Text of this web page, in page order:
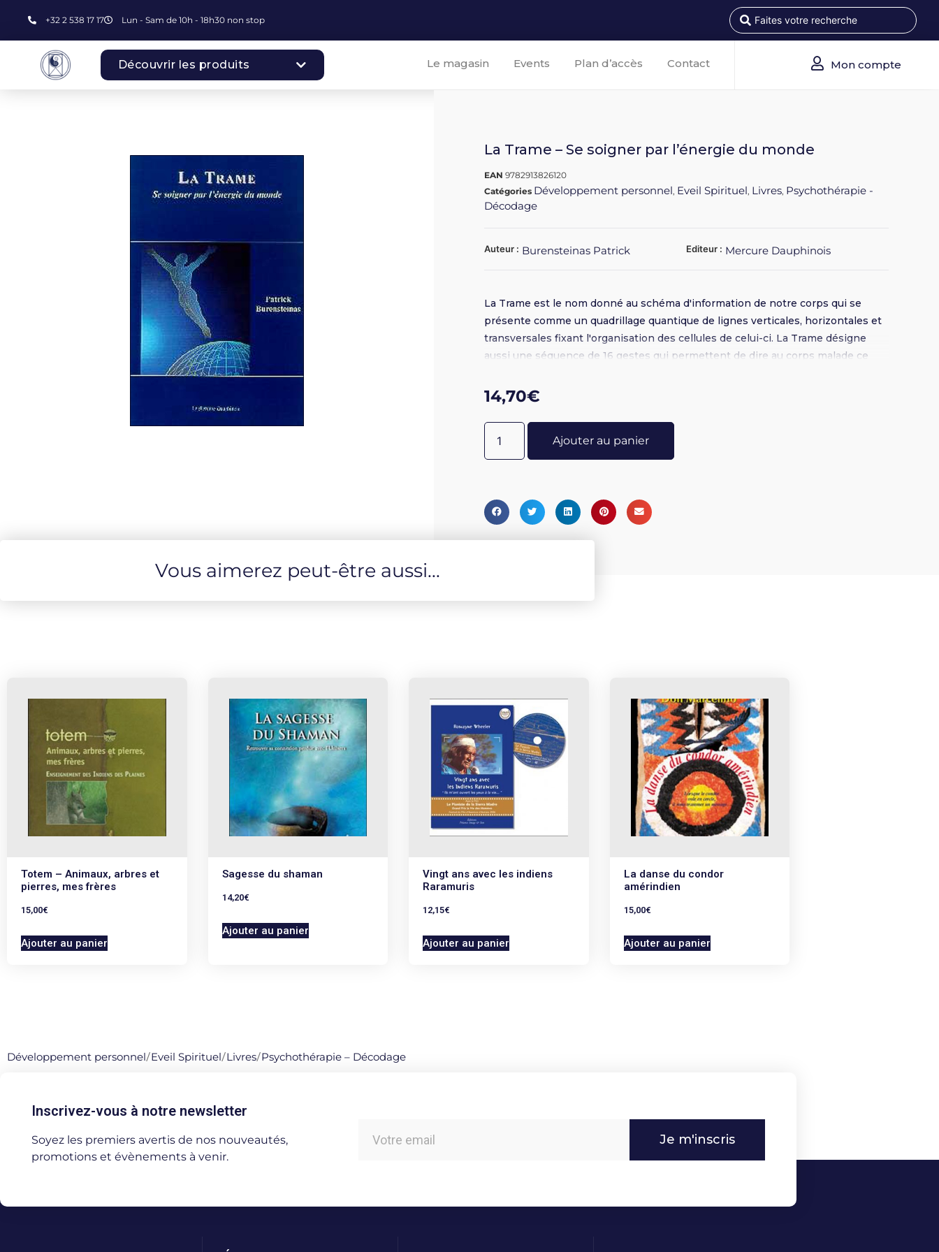
+32 2 538 17 17 Lun - Sam de 10h - 18h30 non stop
Découvrir les produits Le magasin Events Plan d’accès Contact Mon compte
La Trame – Se soigner par l’énergie du monde
EAN9782913826120
Catégories Développement personnel, Eveil Spirituel, Livres, Psychothérapie -
Décodage
Auteur : Burensteinas Patrick Editeur : Mercure Dauphinois
La Trame est le nom donné au schéma d'information de notre corps qui se
présente comme un quadrillage quantique de lignes verticales, horizontales et
transversales fixant l'organisation des cellules de celui-ci. La Trame désigne
aussi une séquence de 16 gestes qui permettent de dire au corps malade ce
meilleure cohabitation entre notre corps et l’Univers.
14,70€
Ajouter au panier
Vous aimerez peut-être aussi...
Totem – Animaux, arbres et
pierres, mes frères
15,00€
Ajouter au panier
Sagesse du shaman
14,20€
Ajouter au panier
Vingt ans avec les indiens
Raramuris
12,15€
Ajouter au panier
La danse du condor
amérindien
15,00€
Ajouter au panier
Développement personnel/Eveil Spirituel/Livres/Psychothérapie – Décodage
Inscrivez-vous à notre newsletter
Soyez les premiers avertis de nos nouveautés,
promotions et évènements à venir.
Je m'inscris